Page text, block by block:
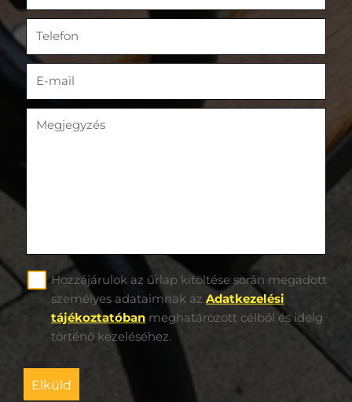
Telefon
E-mail
Megjegyzés
Hozzájárulok az űrlap kitöltése során megadott
személyes adataimnak az Adatkezelési
tájékoztatóban meghatározott célból és ideig
történő kezeléséhez.
elküld